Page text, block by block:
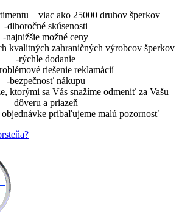
– viac ako 25000 druhov šperkov
-dlhoročné skúsenosti
-najnižšie možné ceny
kvalitných zahraničných výrobcov šperkov
-rýchle dodanie
riešenie reklamácií
-bezpečnosť nákupu
ktorými sa Vás snažíme odmeniť za Vašu
dôveru a priazeň
pribaľujeme malú pozornosť